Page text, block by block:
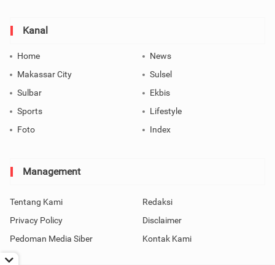
Kanal
Home
News
Makassar City
Sulsel
Sulbar
Ekbis
Sports
Lifestyle
Foto
Index
Management
Tentang Kami
Redaksi
Privacy Policy
Disclaimer
Pedoman Media Siber
Kontak Kami